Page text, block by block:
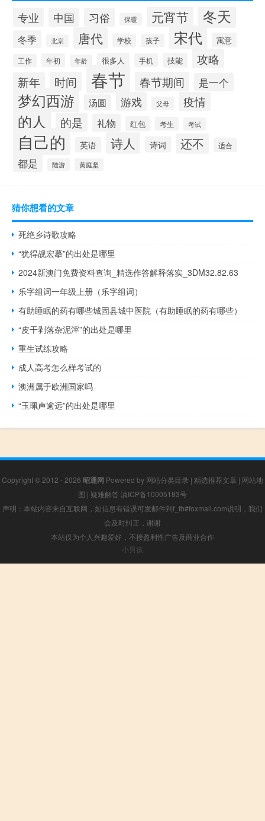
专业 中国 习俗 保暖 元宵节 冬天
冬季 北京 唐代 学校 孩子 宋代 寓意
工作 年初 年龄 很多人 手机 技能 攻略
新年 时间 春节 春节期间 是一个
梦幻西游 汤圆 游戏 父母 疫情
的人 的是 礼物 红包 考生 考试
自己的 英语 诗人 诗词 还不 适合
都是 陆游 黄庭坚
猜你想看的文章
死绝乡诗歌攻略
“犹得觇宏摹”的出处是哪里
2024新澳门免费资料查询_精选作答解释落实_3DM32.82.63
乐字组词一年级上册（乐字组词）
有助睡眠的药有哪些城固县城中医院（有助睡眠的药有哪些）
“皮干剥落杂泥滓”的出处是哪里
重生试练攻略
成人高考怎么样考试的
澳洲属于欧洲国家吗
“玉珮声逾远”的出处是哪里
Copyright © 2012 - 2026 昭通网 Powered by 网站分类目录 | 精选推荐文章 | 网站地
图 | 疑难解答 滇ICP备10005183号
声明：本站内容来自互联网，如信息有错误可发邮件到f_fb#foxmail.com说明，我们
会及时纠正，谢谢
本站仅为个人兴趣爱好，不接盈利性广告及商业合作
小男孩